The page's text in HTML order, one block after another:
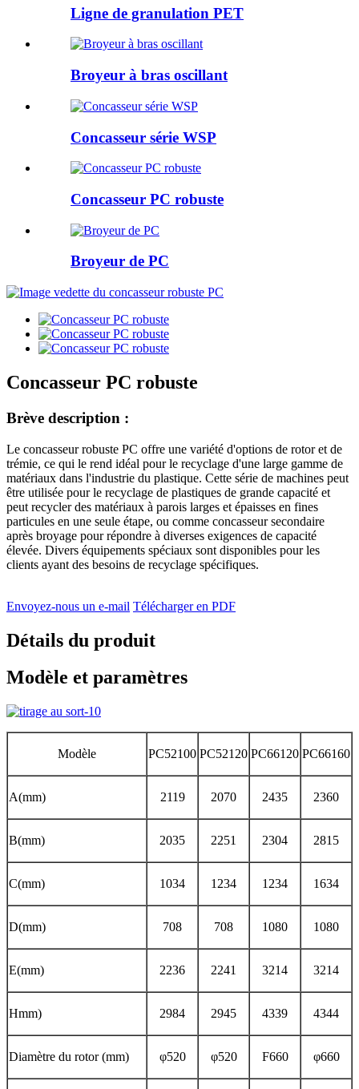
Ligne de granulation PET
Broyeur à bras oscillant
Concasseur série WSP
Concasseur PC robuste
Broyeur de PC
Concasseur PC robuste
Brève description :
Le concasseur robuste PC offre une variété d'options de rotor et de
trémie, ce qui le rend idéal pour le recyclage d'une large gamme de
matériaux dans l'industrie du plastique. Cette série de machines peut
être utilisée pour le recyclage de plastiques de grande capacité et
peut recycler des matériaux à parois larges et épaisses en fines
particules en une seule étape, ou comme concasseur secondaire
après broyage pour répondre à diverses exigences de capacité
élevée. Divers équipements spéciaux sont disponibles pour les
clients ayant des besoins de recyclage spécifiques.
Envoyez-nous un e-mail Télécharger en PDF
Détails du produit
Modèle et paramètres
Modèle PC52100 PC52120 PC66120 PC66160
A(mm) 2119 2070 2435 2360
B(mm) 2035 2251 2304 2815
C(mm) 1034 1234 1234 1634
D(mm) 708 708 1080 1080
E(mm) 2236 2241 3214 3214
Hmm) 2984 2945 4339 4344
Diamètre du rotor (mm) φ520 φ520 F660 φ660